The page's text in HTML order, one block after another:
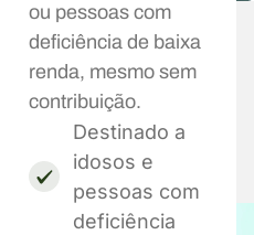
ou pessoas com
deficiência de baixa
renda, mesmo sem
contribuição.
Destinado a
idosos e
pessoas com
deficiência